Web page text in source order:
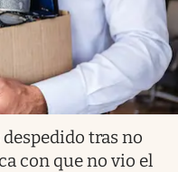
tras no
con que no vio el